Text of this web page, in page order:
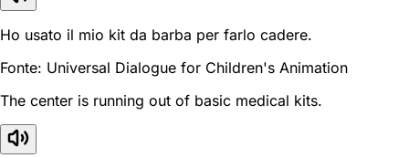
Ho usato il mio kit da barba per farlo cadere.
Fonte: Universal Dialogue for Children's Animation
The center is running out of basic medical kits.